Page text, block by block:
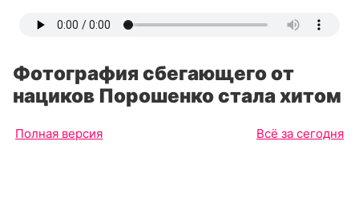
Фотография сбегающего от
нациков Порошенко стала хитом
Полная версия Всё за сегодня